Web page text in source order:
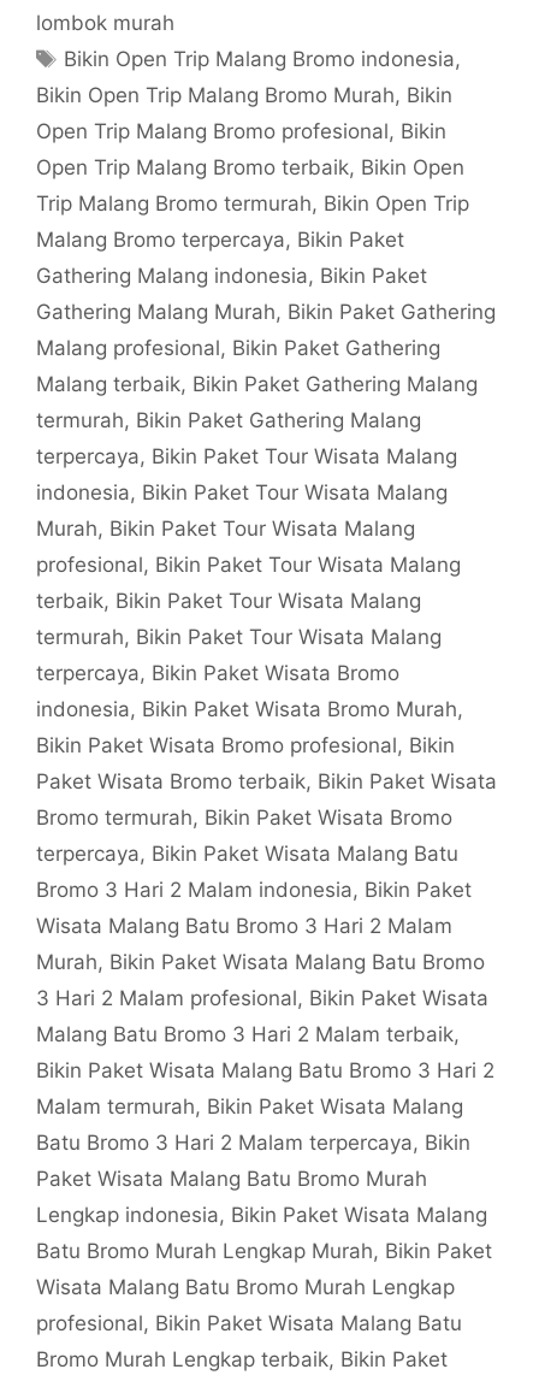
lombok murah
Bikin Open Trip Malang Bromo indonesia,
Bikin Open Trip Malang Bromo Murah, Bikin
Open Trip Malang Bromo profesional, Bikin
Open Trip Malang Bromo terbaik, Bikin Open
Trip Malang Bromo termurah, Bikin Open Trip
Malang Bromo terpercaya, Bikin Paket
Gathering Malang indonesia, Bikin Paket
Gathering Malang Murah, Bikin Paket Gathering
Malang profesional, Bikin Paket Gathering
Malang terbaik, Bikin Paket Gathering Malang
termurah, Bikin Paket Gathering Malang
terpercaya, Bikin Paket Tour Wisata Malang
indonesia, Bikin Paket Tour Wisata Malang
Murah, Bikin Paket Tour Wisata Malang
profesional, Bikin Paket Tour Wisata Malang
terbaik, Bikin Paket Tour Wisata Malang
termurah, Bikin Paket Tour Wisata Malang
terpercaya, Bikin Paket Wisata Bromo
indonesia, Bikin Paket Wisata Bromo Murah,
Bikin Paket Wisata Bromo profesional, Bikin
Paket Wisata Bromo terbaik, Bikin Paket Wisata
Bromo termurah, Bikin Paket Wisata Bromo
terpercaya, Bikin Paket Wisata Malang Batu
Bromo 3 Hari 2 Malam indonesia, Bikin Paket
Wisata Malang Batu Bromo 3 Hari 2 Malam
Murah, Bikin Paket Wisata Malang Batu Bromo
3 Hari 2 Malam profesional, Bikin Paket Wisata
Malang Batu Bromo 3 Hari 2 Malam terbaik,
Bikin Paket Wisata Malang Batu Bromo 3 Hari 2
Malam termurah, Bikin Paket Wisata Malang
Batu Bromo 3 Hari 2 Malam terpercaya, Bikin
Paket Wisata Malang Batu Bromo Murah
Lengkap indonesia, Bikin Paket Wisata Malang
Batu Bromo Murah Lengkap Murah, Bikin Paket
Wisata Malang Batu Bromo Murah Lengkap
profesional, Bikin Paket Wisata Malang Batu
Bromo Murah Lengkap terbaik, Bikin Paket